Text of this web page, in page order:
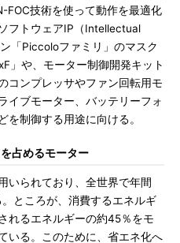
FOC技術を使って動作を最適化
フトウェアIP（Intellectual
「Piccoloファミリ」のマスク
」や、モーター制御開発キット
コンプレッサやファン回転用モ
イブモーター、バッテリーフォ
を制御する用途に向ける。
占めるモーター
いられており、全世界で年間
ところが、消費するエネルギ
れるエネルギーの約45％をモ
いる。このために、省エネ化へ